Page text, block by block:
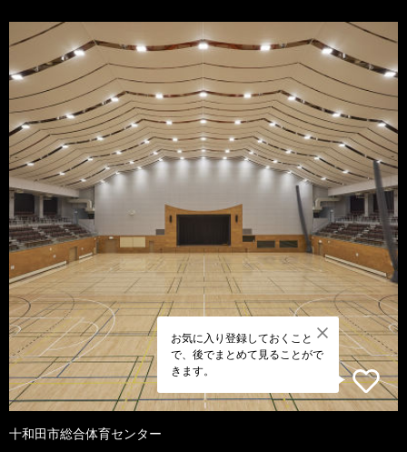
お気に入り登録しておくこと
で、後でまとめて見ることがで
きます。
十和田市総合体育センター